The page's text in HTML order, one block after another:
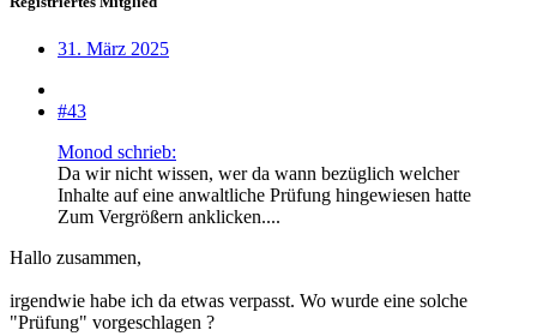
31. März 2025
#43
Monod schrieb:
Da wir nicht wissen, wer da wann bezüglich welcher
Inhalte auf eine anwaltliche Prüfung hingewiesen hatte
Zum Vergrößern anklicken....
Hallo zusammen,
irgendwie habe ich da etwas verpasst. Wo wurde eine solche
"Prüfung" vorgeschlagen ?